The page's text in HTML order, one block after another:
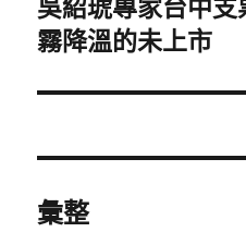
下
一
文
吳紹琥專家台中
霧降溫的未上市
彙整